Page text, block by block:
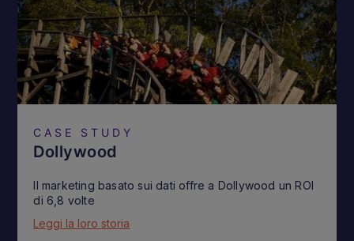
CASE STUDY
Dollywood
Il marketing basato sui dati offre a Dollywood un ROI
di 6,8 volte
Leggi la loro storia